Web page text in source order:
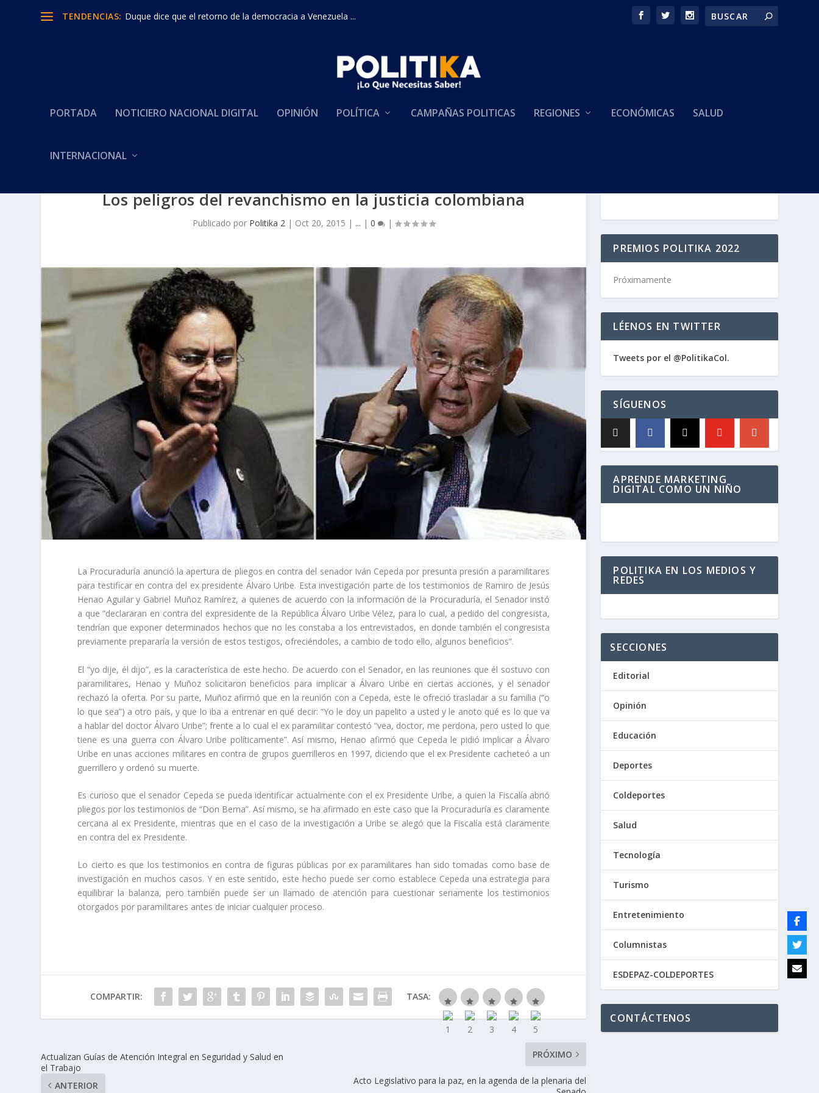
TENDENCIAS: Duque dice que el retorno de la democracia a Venezuela ...
PORTADA NOTICIERO NACIONAL DIGITAL OPINIÓN POLÍTICA CAMPAÑAS POLITICAS REGIONES ECONÓMICAS SALUD
INTERNACIONAL
Los peligros del revanchismo en la justicia colombiana
Publicado por Politika 2 | Oct 20, 2015 | ... | 0 |
La Procuraduría anunció la apertura de pliegos en contra del senador Iván Cepeda por presunta presión a paramilitares
para testificar en contra del ex presidente Álvaro Uribe. Esta investigación parte de los testimonios de Ramiro de Jesús
Henao Aguilar y Gabriel Muñoz Ramírez, a quienes de acuerdo con la información de la Procuraduría, el Senador instó
a que “declararan en contra del expresidente de la República Álvaro Uribe Vélez, para lo cual, a pedido del congresista,
tendrían que exponer determinados hechos que no les constaba a los entrevistados, en donde también el congresista
previamente prepararía la versión de estos testigos, ofreciéndoles, a cambio de todo ello, algunos beneficios”.
El “yo dije, él dijo”, es la característica de este hecho. De acuerdo con el Senador, en las reuniones que él sostuvo con
paramilitares, Henao y Muñoz solicitaron beneficios para implicar a Álvaro Uribe en ciertas acciones, y el senador
rechazó la oferta. Por su parte, Muñoz afirmó que en la reunión con a Cepeda, este le ofreció trasladar a su familia (“o
lo que sea”) a otro país, y que lo iba a entrenar en qué decir: “Yo le doy un papelito a usted y le anoto qué es lo que va
a hablar del doctor Álvaro Uribe”; frente a lo cual el ex paramilitar contestó “vea, doctor, me perdona, pero usted lo que
tiene es una guerra con Álvaro Uribe políticamente”. Así mismo, Henao afirmó que Cepeda le pidió implicar a Álvaro
Uribe en unas acciones militares en contra de grupos guerrilleros en 1997, diciendo que el ex Presidente cacheteó a un
guerrillero y ordenó su muerte.
Es curioso que el senador Cepeda se pueda identificar actualmente con el ex Presidente Uribe, a quien la Fiscalía abrió
pliegos por los testimonios de “Don Berna”. Así mismo, se ha afirmado en este caso que la Procuraduría es claramente
cercana al ex Presidente, mientras que en el caso de la investigación a Uribe se alegó que la Fiscalía está claramente
en contra del ex Presidente.
Lo cierto es que los testimonios en contra de figuras públicas por ex paramilitares han sido tomadas como base de
investigación en muchos casos. Y en este sentido, este hecho puede ser como establece Cepeda una estrategia para
equilibrar la balanza, pero también puede ser un llamado de atención para cuestionar seriamente los testimonios
otorgados por paramilitares antes de iniciar cualquier proceso.
COMPARTIR: TASA:
Actualizan Guías de Atención Integral en Seguridad y Salud en
el Trabajo
ANTERIOR
PRÓXIMO
Acto Legislativo para la paz, en la agenda de la plenaria del
PREMIOS POLITIKA 2022
Próximamente
LÉENOS EN TWITTER
Tweets por el @PolitikaCol.
SÍGUENOS
APRENDE MARKETING
DIGITAL COMO UN NIÑO
POLITIKA EN LOS MEDIOS Y
REDES
SECCIONES
Editorial
Opinión
Educación
Deportes
Coldeportes
Salud
Tecnología
Turismo
Entretenimiento
Columnistas
ESDEPAZ-COLDEPORTES
CONTÁCTENOS